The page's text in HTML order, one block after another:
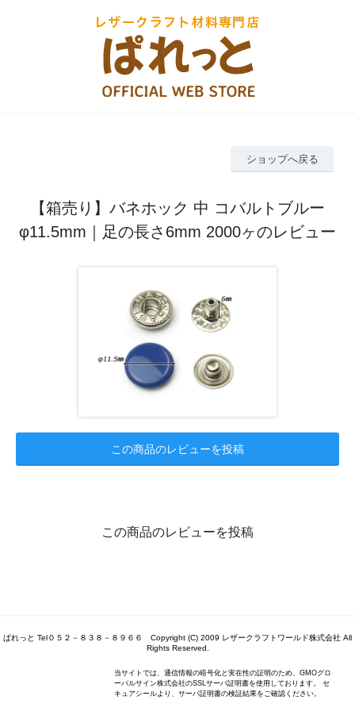
ショップへ戻る
【箱売り】バネホック 中 コバルトブルー
φ11.5mm｜足の長さ6mm 2000ヶのレビュー
この商品のレビューを投稿
この商品のレビューを投稿
ぱれっと Tel０５２－８３８－８９６６ Copyright (C) 2009 レザークラフトワールド株式会社 All
Rights Reserved.
当サイトでは、通信情報の暗号化と実在性の証明のため、GMOグロ
ーバルサイン株式会社のSSLサーバ証明書を使用しております。 セ
キュアシールより、サーバ証明書の検証結果をご確認ください。